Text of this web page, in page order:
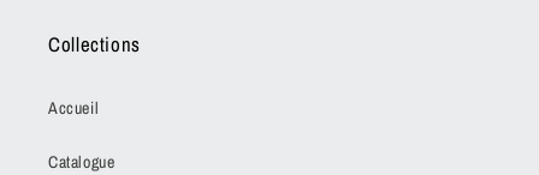
Collections
Accueil
Catalogue